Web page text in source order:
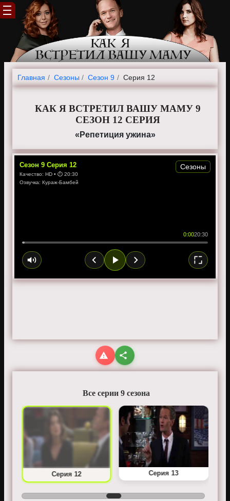
Главная Cезоны Сезон 9 Серия 12
КАК Я ВСТРЕТИЛ ВАШУ МАМУ 9
СЕЗОН 12 СЕРИЯ
«Репетиция ужина»
Сезон 9 Серия 12
Качество: HD • ⏱ 20:30
Озвучка: Кураж-Бамбей
0:0020:30
Сезоны
Все серии 9 сезона
Серия 12 Серия 13